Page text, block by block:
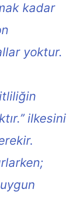
kadar
yoktur.
ilkesini